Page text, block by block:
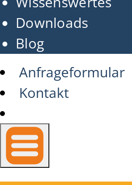
Downloads
Blog
Anfrageformular
Kontakt